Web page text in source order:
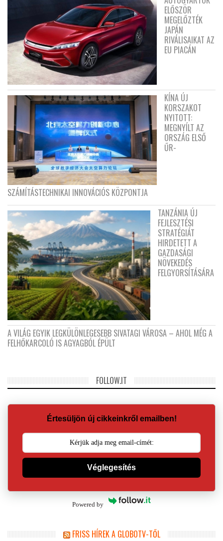
ELŐSZÖR
MEGELŐZTÉK
JAPÁN
RIVÁLISAIKAT AZ
EU PIACÁN
KÍNA ÚJ
KORSZAKOT
NYITOTT:
MEGNYÍLT AZ
ORSZÁG ELSŐ
ŰR-
SZÁMÍTÁSTECHNIKAI INNOVÁCIÓS KÖZPONTJA
TANZÁNIA ÚJ
FEJLESZTÉSI
STRATÉGIÁT
HIRDETETT A
GAZDASÁGI
NÖVEKEDÉS
FELGYORSÍTÁSÁRA
A VILÁG EGYIK LEGKÜLÖNLEGESEBB SIVATAGI VÁROSA – AHOL MÉG A
FELHŐKARCOLÓ IS AGYAGBÓL ÉPÜLT
FOLLOW.IT
Értesüljön új cikkeinkről emailben!
Véglegesítés
Powered by
FRISS HÍREK A GLOBOTV-TŐL